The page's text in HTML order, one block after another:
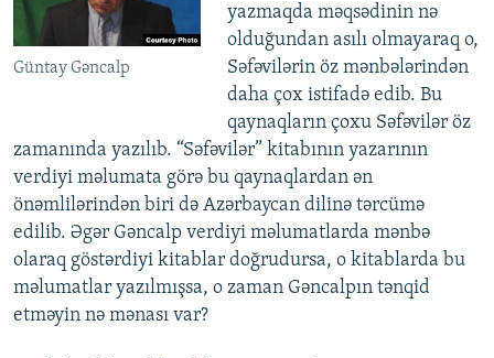
Güntay Gəncalp
yazmaqda məqsədinin nə
olduğundan asılı olmayaraq o,
Səfəvilərin öz mənbələrindən
daha çox istifadə edib. Bu
qaynaqların çoxu Səfəvilər öz
zamanında yazılıb. “Səfəvilər” kitabının yazarının
verdiyi məlumata görə bu qaynaqlardan ən
önəmlilərindən biri də Azərbaycan dilinə tərcümə
edilib. Əgər Gəncalp verdiyi məlumatlarda mənbə
olaraq göstərdiyi kitablar doğrudursa, o kitablarda bu
məlumatlar yazılmışsa, o zaman Gəncalpın tənqid
etməyin nə mənası var?